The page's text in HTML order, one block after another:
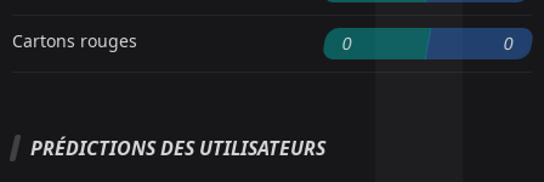
Cartons rouges 0 0
PRÉDICTIONS DES UTILISATEURS